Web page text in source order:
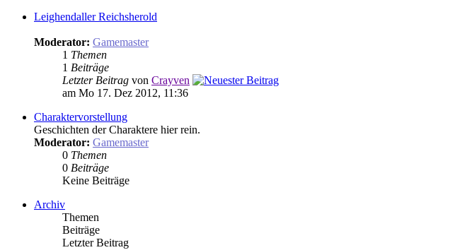
Leighendaller Reichsherold
Moderator: Gamemaster
1 Themen
1 Beiträge
Letzter Beitrag von Crayven
am Mo 17. Dez 2012, 11:36
Charaktervorstellung
Geschichten der Charaktere hier rein.
Moderator: Gamemaster
0 Themen
0 Beiträge
Keine Beiträge
Archiv
Themen
Beiträge
Letzter Beitrag